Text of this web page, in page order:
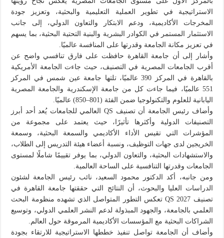
الاستراتيجية في تطوير العملية التعليمية والبحثية، وتعزيز جودة
المخرجات الأكاديمية، ودعم الابتكار والتعاون الدولي، إلى جانب
الاستثمار المستمر في الكوادر البشرية والبنية التحتية البحثية، بما يسهم
في تعزيز مكانة الجامعة وقدرتها على المنافسة عالميًا.
وأشار إلى أن جامعة القاهرة حافظت على فارق تنافسي واضح عن
أقرب الجامعات المصرية في التصنيف، حيث جاءت الجامعة الأمريكية
بالقاهرة في المركز 390 عالميًا، تلتها جامعة عين شمس في المركز
551 عالميًا، فيما جاءت كل من جامعة الإسكندرية والجامعة المصرية
اليابانية للعلوم والتكنولوجيا ضمن الفئة (801–850) عالميًا.
وأضاف رئيس الجامعة أن تصنيف QS العالمي للجامعات يُعد أحد أبرز
التصنيفات الدولية وأكثرها تأثيرًا، حيث يعتمد على مجموعة من
المؤشرات التي تقيس الأداء الأكاديمي والسمعة البحثية، وسمعة
الخريجين لدى جهات التوظيف، ونسبة أعضاء هيئة التدريس إلى الطلاب،
والاستشهادات البحثية، والتعاون الدولي، بما يوفر تقييمًا شاملًا لمستوى
الجامعات وقدرتها التنافسية على الساحة العالمية.
ومن جانبه، أكد الدكتور محمود السعيد، نائب رئيس الجامعة لشئون
الدراسات العليا والبحوث، أن النتائج التي حققتها جامعة القاهرة في
تصنيف QS 2027 تعكس التطور المتواصل الذي تشهده منظومة البحث
العلمي بالجامعة، والجهود المبذولة لدعم النشر العلمي الدولي، وتوسيع
الشراكات البحثية مع المؤسسات الأكاديمية المرموقة حول العالم.
وأضاف أن الجامعة تواصل تنفيذ خططها الاستراتيجية للارتقاء بجودة